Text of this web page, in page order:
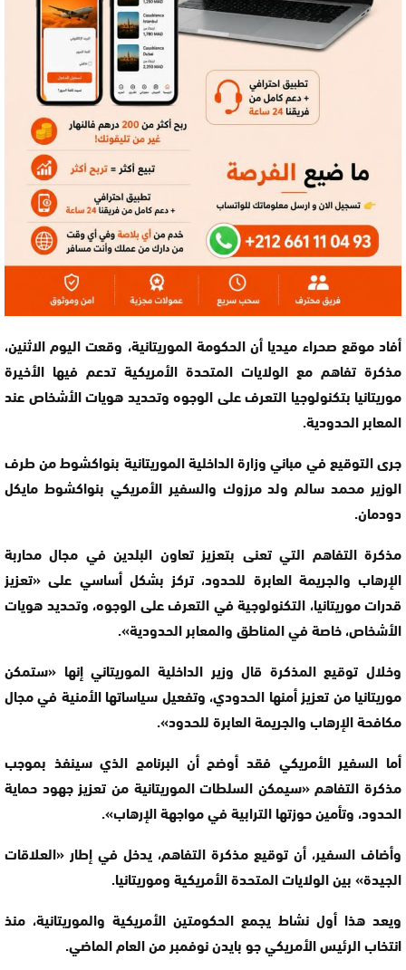
أفاد موقع صحراء ميديا أن الحكومة الموريتانية، وقعت اليوم الاثنين،
مذكرة تفاهم مع الولايات المتحدة الأمريكية تدعم فيها الأخيرة
موريتانيا بتكنولوجيا التعرف على الوجوه وتحديد هويات الأشخاص عند
المعابر الحدودية.
جرى التوقيع في مباني وزارة الداخلية الموريتانية بنواكشوط من طرف
الوزير محمد سالم ولد مرزوك والسفير الأمريكي بنواكشوط مايكل
دودمان.
مذكرة التفاهم التي تعنى بتعزيز تعاون البلدين في مجال محاربة
الإرهاب والجريمة العابرة للحدود، تركز بشكل أساسي على «تعزيز
قدرات موريتانيا، التكنولوجية في التعرف على الوجوه، وتحديد هويات
الأشخاص، خاصة في المناطق والمعابر الحدودية».
وخلال توقيع المذكرة قال وزير الداخلية الموريتاني إنها «ستمكن
موريتانيا من تعزيز أمنها الحدودي، وتفعيل سياساتها الأمنية في مجال
مكافحة الإرهاب والجريمة العابرة للحدود».
أما السفير الأمريكي فقد أوضح أن البرنامج الذي سينفذ بموجب
مذكرة التفاهم «سيمكن السلطات الموريتانية من تعزيز جهود حماية
الحدود، وتأمين حوزتها الترابية في مواجهة الإرهاب».
وأضاف السفير، أن توقيع مذكرة التفاهم، يدخل في إطار «العلاقات
الجيدة» بين الولايات المتحدة الأمريكية وموريتانيا.
ويعد هذا أول نشاط يجمع الحكومتين الأمريكية والموريتانية، منذ
انتخاب الرئيس الأمريكي جو بايدن نوفمبر من العام الماضي.